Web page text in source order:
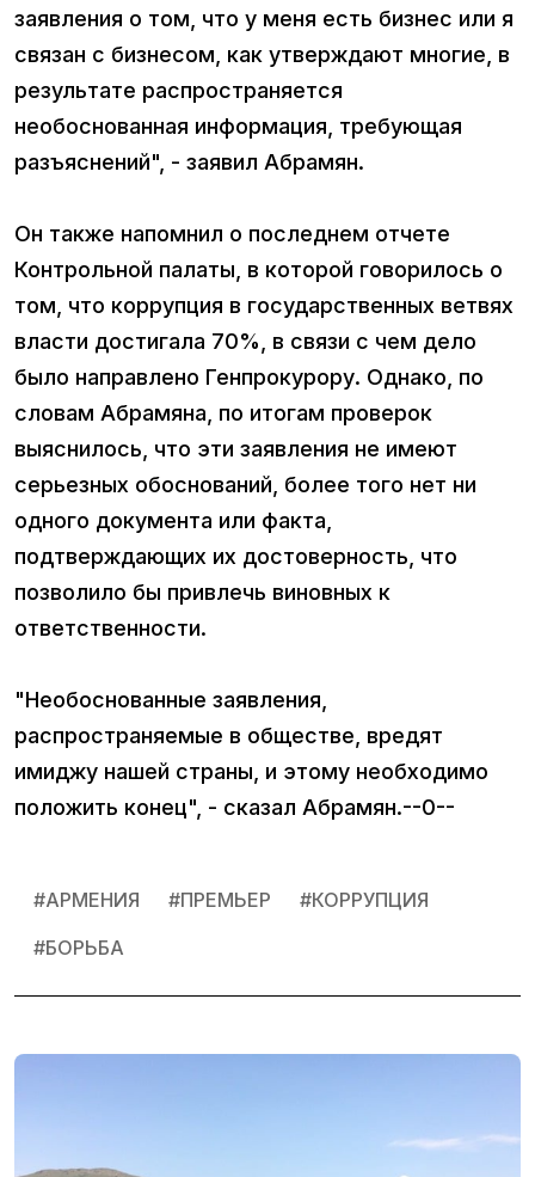
заявления о том, что у меня есть бизнес или я
связан с бизнесом, как утверждают многие, в
результате распространяется
необоснованная информация, требующая
разъяснений", - заявил Абрамян.
Он также напомнил о последнем отчете
Контрольной палаты, в которой говорилось о
том, что коррупция в государственных ветвях
власти достигала 70%, в связи с чем дело
было направлено Генпрокурору. Однако, по
словам Абрамяна, по итогам проверок
выяснилось, что эти заявления не имеют
серьезных обоснований, более того нет ни
одного документа или факта,
подтверждающих их достоверность, что
позволило бы привлечь виновных к
ответственности.
"Необоснованные заявления,
распространяемые в обществе, вредят
имиджу нашей страны, и этому необходимо
положить конец", - сказал Абрамян.--0--
#АРМЕНИЯ #ПРЕМЬЕР #КОРРУПЦИЯ
#БОРЬБА